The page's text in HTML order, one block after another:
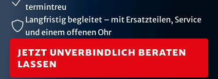
termintreu
Langfristig begleitet – mit Ersatzteilen, Service
und einem offenen Ohr
Jetzt unverbindlich beraten
lassen